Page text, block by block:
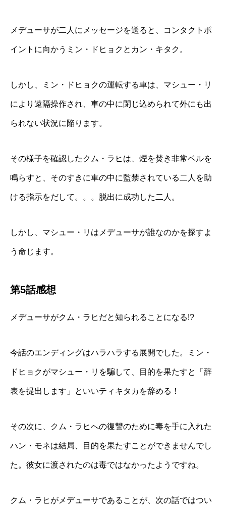
メデューサが二人にメッセージを送ると、コンタクトポ
イントに向かうミン・ドヒョクとカン・キタク。
しかし、ミン・ドヒョクの運転する車は、マシュー・リ
により遠隔操作され、車の中に閉じ込められて外にも出
られない状況に陥ります。
その様子を確認したクム・ラヒは、煙を焚き非常ベルを
鳴らすと、そのすきに車の中に監禁されている二人を助
ける指示をだして。。。脱出に成功した二人。
しかし、マシュー・リはメデューサが誰なのかを探すよ
う命じます。
第5話感想
メデューサがクム・ラヒだと知られることになる!?
今話のエンディングはハラハラする展開でした。ミン・
ドヒョクがマシュー・リを騙して、目的を果たすと「辞
表を提出します」といいティキタカを辞める！
その次に、クム・ラヒへの復讐のために毒を手に入れた
ハン・モネは結局、目的を果たすことができませんでし
た。彼女に渡されたのは毒ではなかったようですね。
クム・ラヒがメデューサであることが、次の話ではつい